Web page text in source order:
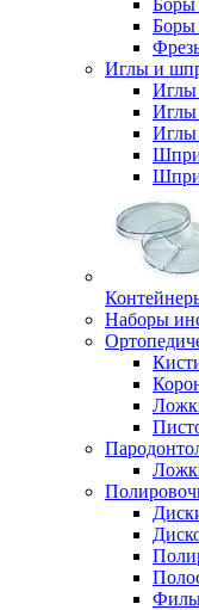
Боры
Боры
Иглы и
Иглы
Иглы
Иглы
Наборы